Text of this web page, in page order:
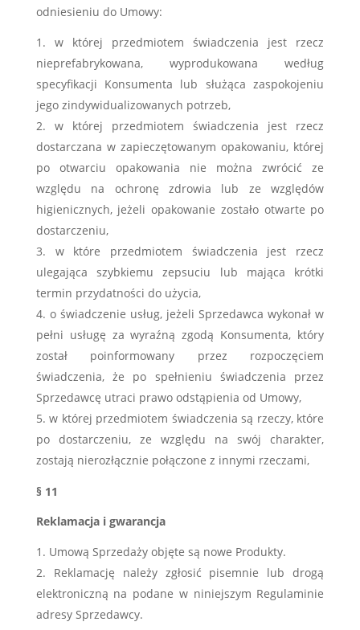
odniesieniu do Umowy:
w której przedmiotem świadczenia jest rzecz
nieprefabrykowana, wyprodukowana według
specyfikacji Konsumenta lub służąca zaspokojeniu
jego zindywidualizowanych potrzeb,
w której przedmiotem świadczenia jest rzecz
dostarczana w zapieczętowanym opakowaniu, której
po otwarciu opakowania nie można zwrócić ze
względu na ochronę zdrowia lub ze względów
higienicznych, jeżeli opakowanie zostało otwarte po
dostarczeniu,
w które przedmiotem świadczenia jest rzecz
ulegająca szybkiemu zepsuciu lub mająca krótki
termin przydatności do użycia,
o świadczenie usług, jeżeli Sprzedawca wykonał w
pełni usługę za wyraźną zgodą Konsumenta, który
został poinformowany przez rozpoczęciem
świadczenia, że po spełnieniu świadczenia przez
Sprzedawcę utraci prawo odstąpienia od Umowy,
w której przedmiotem świadczenia są rzeczy, które
po dostarczeniu, ze względu na swój charakter,
zostają nierozłącznie połączone z innymi rzeczami,
§ 11
Reklamacja i gwarancja
Umową Sprzedaży objęte są nowe Produkty.
Reklamację należy zgłosić pisemnie lub drogą
elektroniczną na podane w niniejszym Regulaminie
adresy Sprzedawcy.